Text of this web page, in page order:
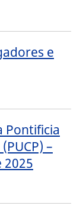
e
Pontificia
–
2025